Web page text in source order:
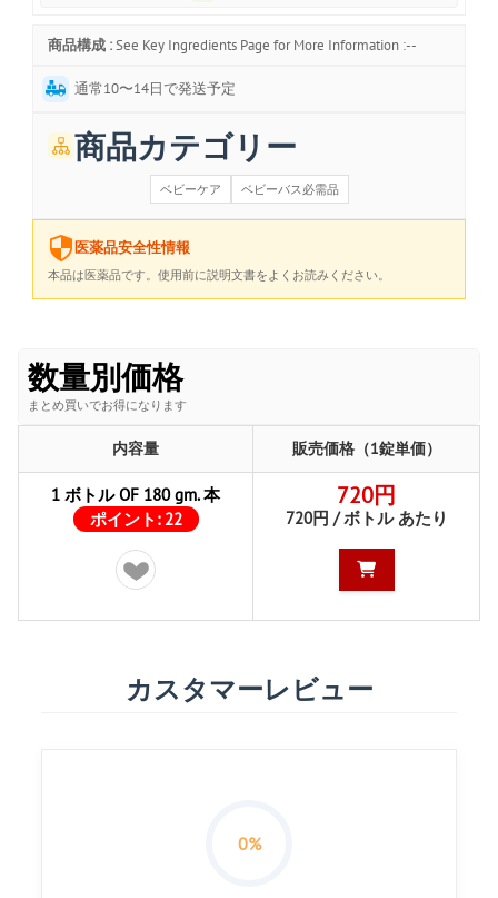
商品構成 : See Key Ingredients Page for More Information :--
通常10〜14日で発送予定
商品カテゴリー
ベビーケア ベビーバス必需品
医薬品安全性情報
本品は医薬品です。使用前に説明文書をよくお読みください。
数量別価格
まとめ買いでお得になります
内容量 販売価格（1錠単価）
1 ボトル OF 180 gm. 本
ポイント: 22
720円
720円 / ボトル あたり
カスタマーレビュー
0%